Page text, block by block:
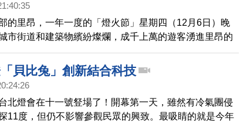
的里昂，一年一度的「燈火節」星期四（12月6日）晚
市街道和建築物繽紛燦爛，成千上萬的遊客湧進里昂的
觀看為期四天的燈節。
貝比兔」創新結合科技
北燈會在十一號豋場了！開幕第一天，雖然有冷氣團侵
11度，但仍不影響參觀民眾的興致。最吸睛的就是今年